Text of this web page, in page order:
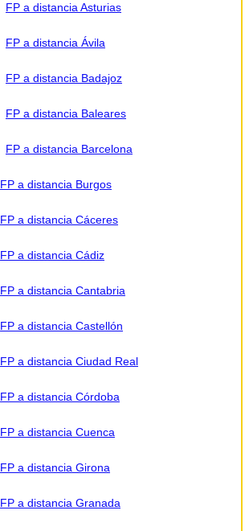
FP a distancia Asturias
FP a distancia Ávila
FP a distancia Badajoz
FP a distancia Baleares
FP a distancia Barcelona
FP a distancia Burgos
FP a distancia Cáceres
FP a distancia Cádiz
FP a distancia Cantabria
FP a distancia Castellón
FP a distancia Ciudad Real
FP a distancia Córdoba
FP a distancia Cuenca
FP a distancia Girona
FP a distancia Granada